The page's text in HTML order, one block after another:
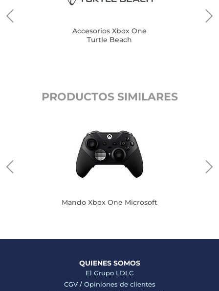
Accesorios Xbox One
Turtle Beach
PRODUCTOS SIMILARES
Mando Xbox One Microsoft
QUIENES SOMOS
El Grupo LDLC
CGV/ Opiniones de clientes